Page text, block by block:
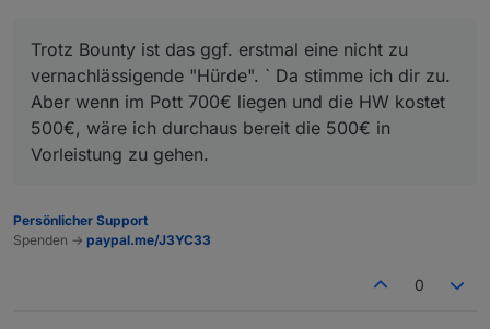
Trotz Bounty ist das ggf. erstmal eine nicht zu
vernachlässigende "Hürde". ` Da stimme ich dir zu.
Aber wenn im Pott 700€ liegen und die HW kostet
500€, wäre ich durchaus bereit die 500€ in
Vorleistung zu gehen.
Persönlicher Support
Spenden -> paypal.me/J3YC33
0